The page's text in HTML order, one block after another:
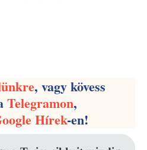
, vagy kövess
Telegramon,
Hírek-en!